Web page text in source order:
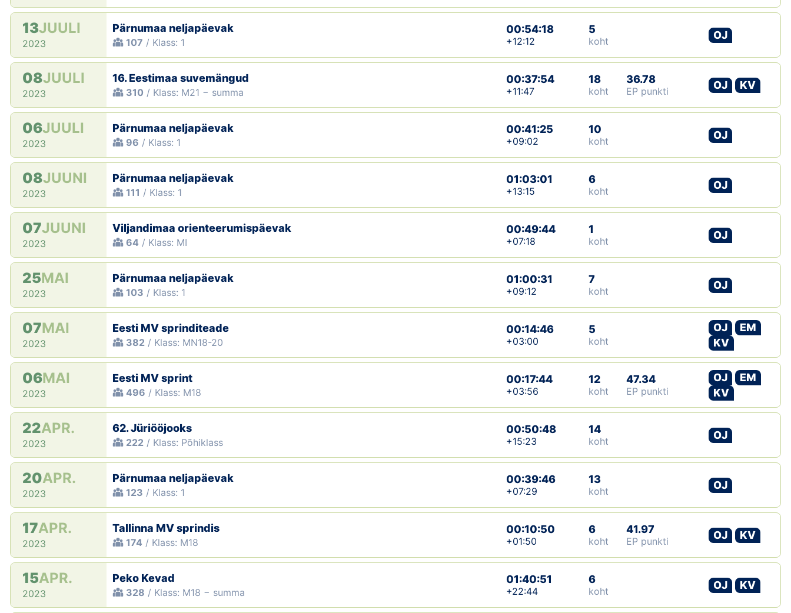
13JUULI
2023
Pärnumaa neljapäevak
107 / Klass: 1
00:54:18
+12:12
5
koht
OJ
08JUULI
2023
16. Eestimaa suvemängud
310 / Klass: M21 − summa
00:37:54
+11:47
18
koht
36.78
EP punkti
OJ KV
06JUULI
2023
Pärnumaa neljapäevak
96 / Klass: 1
00:41:25
+09:02
10
koht
OJ
08JUUNI
2023
Pärnumaa neljapäevak
111 / Klass: 1
01:03:01
+13:15
6
koht
OJ
07JUUNI
2023
Viljandimaa orienteerumispäevak
64 / Klass: MI
00:49:44
+07:18
1
koht
OJ
25MAI
2023
Pärnumaa neljapäevak
103 / Klass: 1
01:00:31
+09:12
7
koht
OJ
07MAI
2023
Eesti MV sprinditeade
382 / Klass: MN18-20
00:14:46
+03:00
5
koht
OJ
EM
KV
06MAI
2023
Eesti MV sprint
496 / Klass: M18
00:17:44
+03:56
12
koht
47.34
EP punkti
OJ
EM
KV
22APR.
2023
62. Jüriööjooks
222 / Klass: Põhiklass
00:50:48
+15:23
14
koht
OJ
20APR.
2023
Pärnumaa neljapäevak
123 / Klass: 1
00:39:46
+07:29
13
koht
OJ
17APR.
2023
Tallinna MV sprindis
174 / Klass: M18
00:10:50
+01:50
6
koht
41.97
EP punkti
OJ KV
15APR.
2023
Peko Kevad
328 / Klass: M18 − summa
01:40:51
+22:44
6
koht
OJ KV